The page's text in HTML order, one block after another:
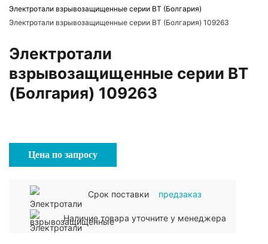
Электротали взрывозащищенные серии ВТ (Болгария)
Электротали взрывозащищенные серии ВТ (Болгария) 109263
Электротали
взрывозащищенные серии ВТ
(Болгария) 109263
Цена по запросу
Срок поставки предзаказ
Наличие товара уточните у менеджера